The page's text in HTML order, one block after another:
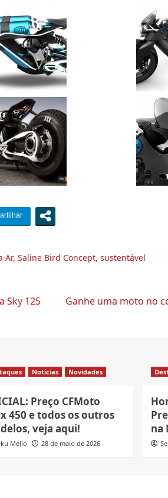
Ar, Saline Bird Concept, sustentável
Sky 125
Ganhe uma moto no
Notícias Novidades
Preço CFMoto
450 e todos os outros
veja aqui!
Mello 28 de maio de 2026
na